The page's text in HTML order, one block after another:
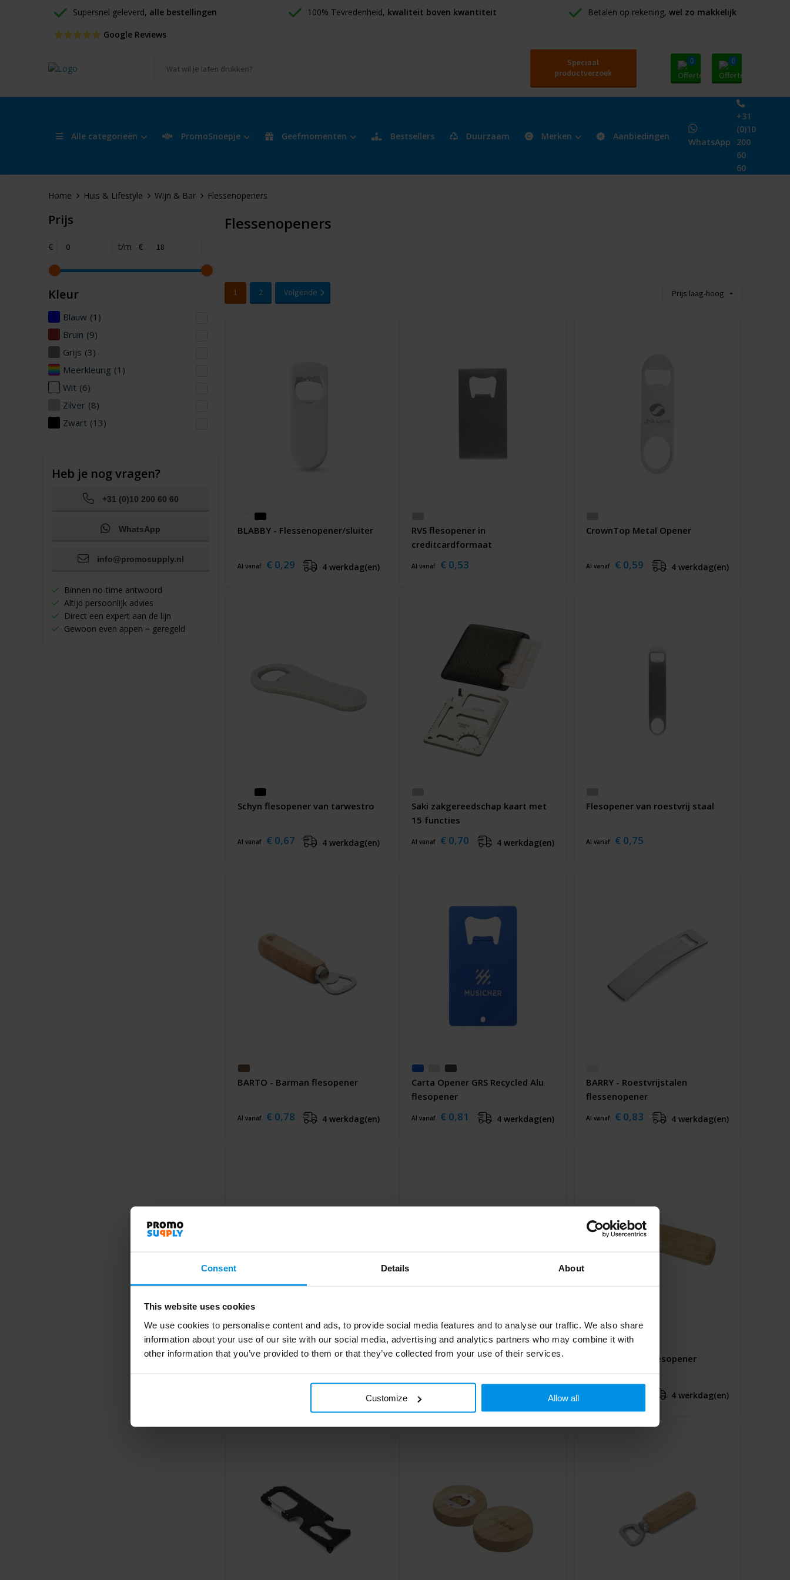
Consent Details About
This website uses cookies
We use cookies to personalise content and ads, to provide social media features and to analyse our traffic. We also share
information about your use of our site with our social media, advertising and analytics partners who may combine it with
other information that you’ve provided to them or that they’ve collected from your use of their services.
Customize Allow all
Supersnel geleverd, alle bestellingen 100% Tevredenheid, kwaliteit boven kwantiteit Betalen op rekening, wel zo makkelijk
Google Reviews
Speciaal
productverzoek
0 0
Alle categorieën PromoSnoepje Geefmomenten Bestsellers Duurzaam Merken Aanbiedingen
WhatsApp
+31
(0)10
200
60
60
Home Huis & Lifestyle Wijn & Bar Flessenopeners
Prijs
€ t/m €
Kleur
Blauw (1)
Bruin (9)
Grijs (3)
Meerkleurig (1)
Wit (6)
Zilver (8)
Zwart (13)
Heb je nog vragen?
+31 (0)10 200 60 60
WhatsApp
info@promosupply.nl
Binnen no-time antwoord
Altijd persoonlijk advies
Direct een expert aan de lijn
Gewoon even appen = geregeld
Flessenopeners
1 2 Volgende
BLABBY - Flessenopener/sluiter
Al vanaf € 0,29 4 werkdag(en)
RVS flesopener in
creditcardformaat
Al vanaf € 0,53
CrownTop Metal Opener
Al vanaf € 0,59 4 werkdag(en)
Schyn flesopener van tarwestro
Al vanaf € 0,67 4 werkdag(en)
Saki zakgereedschap kaart met
15 functies
Al vanaf € 0,70 4 werkdag(en)
Flesopener van roestvrij staal
Al vanaf € 0,75
BARTO - Barman flesopener
Al vanaf € 0,78 4 werkdag(en)
Carta Opener GRS Recycled Alu
flesopener
Al vanaf € 0,81 4 werkdag(en)
BARRY - Roestvrijstalen
flessenopener
Al vanaf € 0,83 4 werkdag(en)
Amigo flesopener
4 werkdag(en)
Paddle flesopener
Al vanaf 4 werkdag(en)
Brama houten flesopener
4 werkdag(en)